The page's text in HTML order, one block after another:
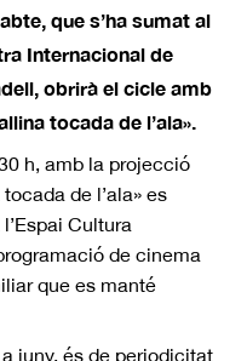
que s’ha sumat al
Internacional de
obrirà el cicle amb
tocada de l’ala».
h, amb la projecció
de l’ala» es
Cultura
de cinema
que es manté
juny, és de periodicitat